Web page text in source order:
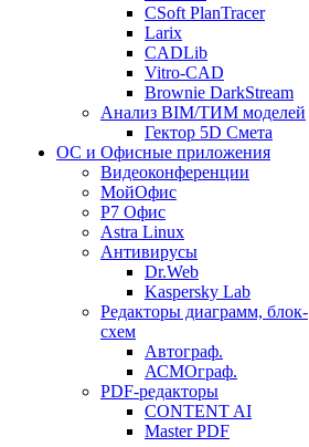
CSoft PlanTracer
Larix
CADLib
Vitro-CAD
Brownie DarkStream
Анализ BIM/ТИМ моделей
Гектор 5D Смета
ОС и Офисные приложения
Видеоконференции
МойОфис
P7 Офис
Astra Linux
Антивирусы
Dr.Web
Kaspersky Lab
Редакторы диаграмм, блок-
схем
Автограф.
АСМОграф.
PDF-редакторы
CONTENT AI
Master PDF